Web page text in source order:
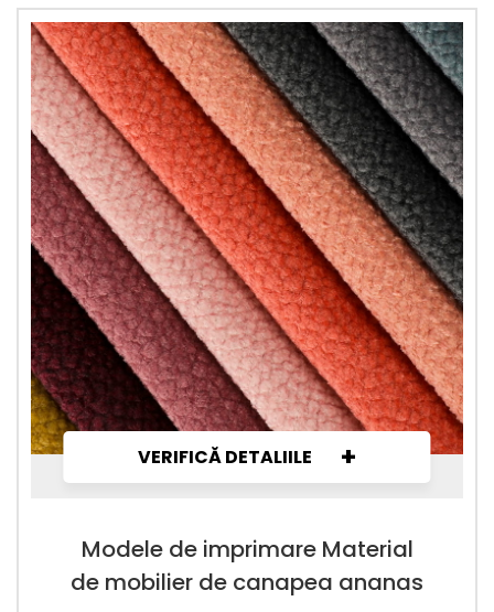
VERIFICĂ DETALIILE +
Modele de imprimare Material
de mobilier de canapea ananas